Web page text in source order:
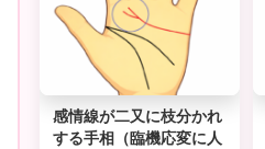
感情線が二又に枝分かれ
する手相（臨機応変に人